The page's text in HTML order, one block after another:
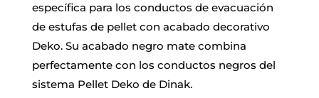
específica para los conductos de evacuación
de estufas de pellet con acabado decorativo
Deko. Su acabado negro mate combina
perfectamente con los conductos negros del
sistema Pellet Deko de Dinak.